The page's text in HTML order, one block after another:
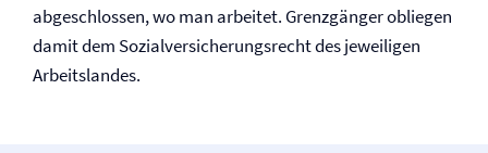
abgeschlossen, wo man arbeitet. Grenzgänger obliegen
damit dem Sozial­versicherungsrecht des jeweiligen
Arbeitslandes.